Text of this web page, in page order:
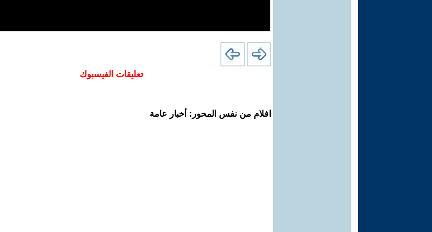
تعليقات الفيسبوك
افلام من نفس المحور: أخبار عامة